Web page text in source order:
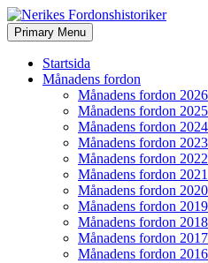
Nerikes
Search
Primary Menu Skip
to
Startsida
Månadens fordon
Månadens fordon 2026
Månadens fordon 2025
Månadens fordon 2024
Månadens fordon 2023
Månadens fordon 2022
Månadens fordon 2021
Månadens fordon 2020
Månadens fordon 2019
Månadens fordon 2018
Månadens fordon 2017
Månadens fordon 2016